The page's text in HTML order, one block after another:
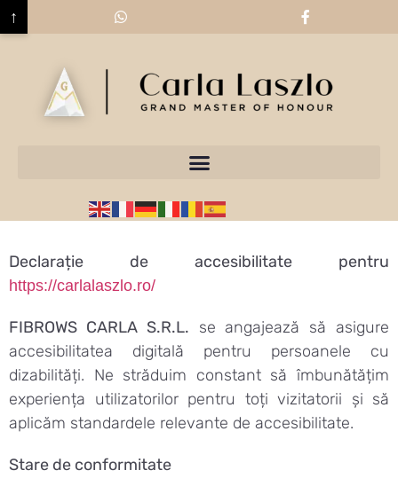
Sari la
Declarație de accesibilitate pentru
https://carlalaszlo.ro/
FIBROWS CARLA S.R.L. se angajează să asigure
accesibilitatea digitală pentru persoanele cu
dizabilități. Ne străduim constant să îmbunătățim
experiența utilizatorilor pentru toți vizitatorii și să
aplicăm standardele relevante de accesibilitate.
Stare de conformitate
↑